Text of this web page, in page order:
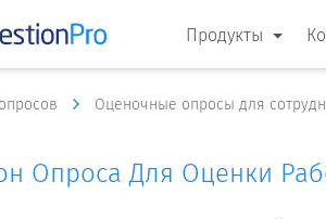
Продукты
Оценочные опросы для
Опроса Для Оценки